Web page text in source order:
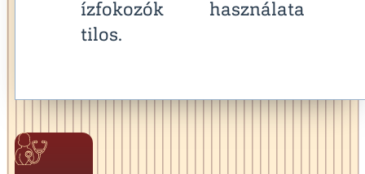
ízfokozók használata
tilos.